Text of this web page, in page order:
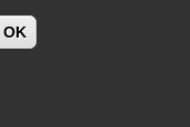
OK